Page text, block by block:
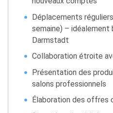
Déplacements
semaine) – idéalement
Darmstadt
Collaboration étroite
Présentation des
salons professionnels
Élaboration des offres